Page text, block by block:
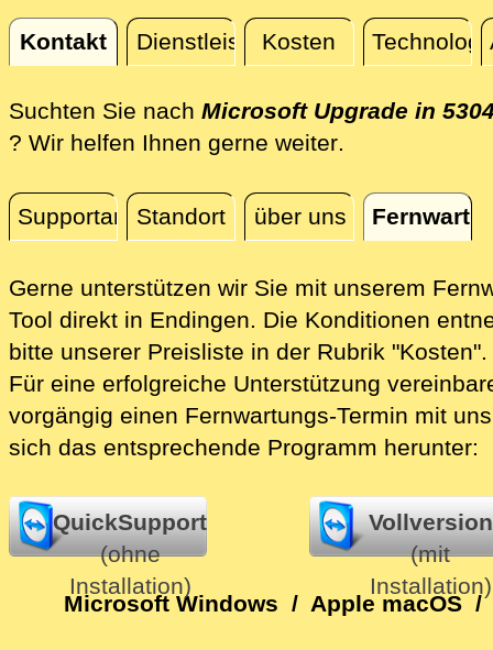
Kontakt Dienstleistungen
Kosten
Kontakt
Suchten Sie nach Microsoft Upgrade in
? Wir helfen Ihnen gerne weiterdirekt vor Ort
.
SupportanfrageStandort über uns
Fernwartung
Gerne unterstützen wir Sie mit unserem
Tool direkt in Endingen. Die Konditionen
bitte unserer Preisliste in der Rubrik "Kosten".
Für eine erfolgreiche Unterstützung
vorgängig einen Fernwartungs-Termin mit
sich das entsprechende Programm herunter:
QuickSupport
(ohne
Installation)
Vollversion
(mit
Installation)
Microsoft Windows /Apple macOS /